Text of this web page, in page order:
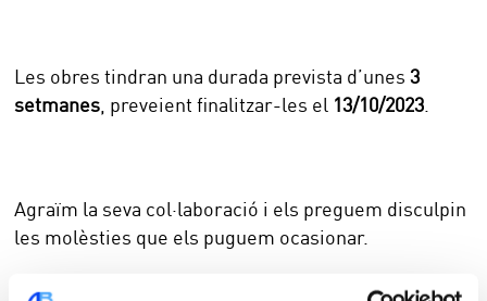
Les obres tindran una durada prevista d’unes3
setmanes , preveient finalitzar-les el 13/10/2023
Agraïm la seva col·laboració i els preguem disculpin
les molèsties que els puguem ocasionar.